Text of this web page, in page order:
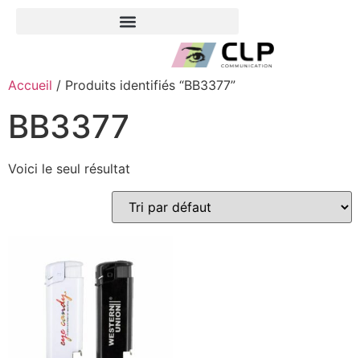
Accueil / Produits identifiés “BB3377”
BB3377
Voici le seul résultat